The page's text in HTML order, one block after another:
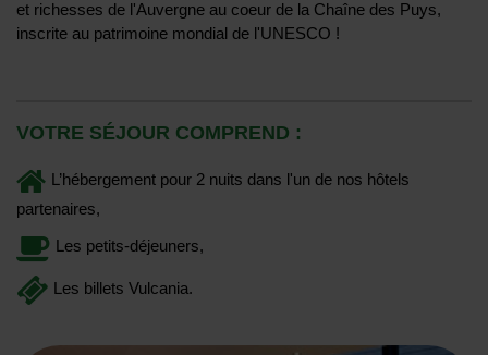
et richesses de l'Auvergne au coeur de la Chaîne des Puys,
inscrite au patrimoine mondial de l'UNESCO !
VOTRE SÉJOUR COMPREND :
L’hébergement pour 2 nuits dans l'un de nos hôtels
partenaires
Les petits-déjeuners
Les billets Vulcania